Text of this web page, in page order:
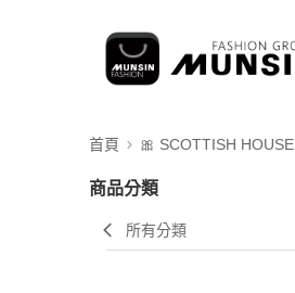
首頁 🎀 SCOTTISH HOUSE
商品分類
所有分類